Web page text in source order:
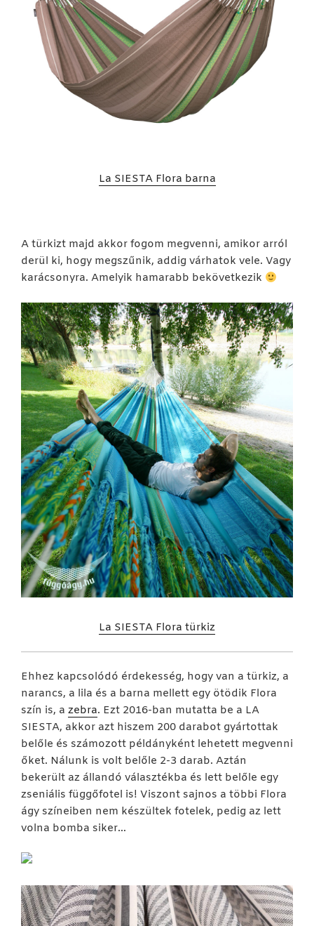
La SIESTA Flora barna
A türkizt majd akkor fogom megvenni, amikor arról
derül ki, hogy megszűnik, addig várhatok vele. Vagy
karácsonyra. Amelyik hamarabb bekövetkezik
La SIESTA Flora türkiz
Ehhez kapcsolódó érdekesség, hogy van a türkiz, a
narancs, a lila és a barna mellett egy ötödik Flora
szín is, a zebra. Ezt 2016-ban mutatta be a LA
SIESTA, akkor azt hiszem 200 darabot gyártottak
belőle és számozott példányként lehetett megvenni
őket. Nálunk is volt belőle 2-3 darab. Aztán
bekerült az állandó választékba és lett belőle egy
zseniális függőfotel is! Viszont sajnos a többi Flora
ágy színeiben nem készültek fotelek, pedig az lett
volna bomba siker…